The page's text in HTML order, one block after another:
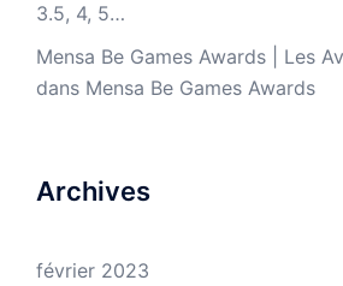
3.5, 4, 5…
Mensa Be Games Awards | Les
dans Mensa Be Games Awards
Archives
février 2023